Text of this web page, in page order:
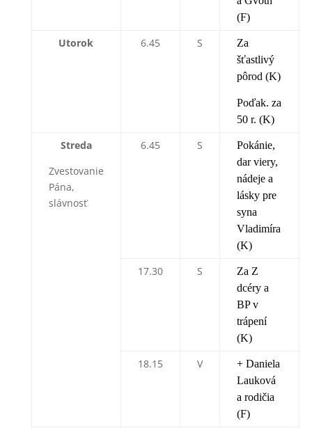
(F)
Utorok 6.45 S
Za
šťastlivý
pôrod (K)
Poďak. za
50 r. (K)
Streda
Zvestovanie
Pána,
slávnosť
6.45 S
Pokánie,
dar viery,
nádeje a
lásky pre
syna
Vladimíra
(K)
17.30 S
Za Z
dcéry a
BP v
trápení
(K)
18.15 V
+ Daniela
Lauková
a rodičia
(F)